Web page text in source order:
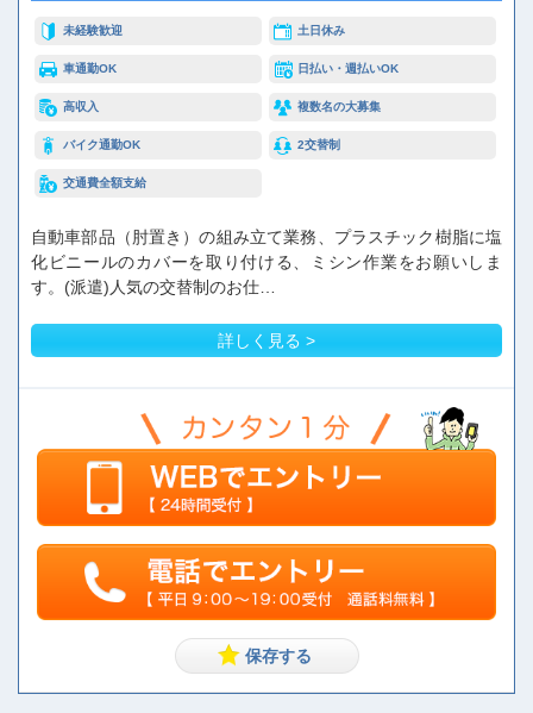
未経験歓迎 土日休み
車通勤OK 日払い・週払いOK
高収入 複数名の大募集
バイク通勤OK 2交替制
交通費全額支給
自動車部品（肘置き）の組み立て業務、プラスチック樹脂に塩
化ビニールのカバーを取り付ける、ミシン作業をお願いしま
す。(派遣)人気の交替制のお仕…
詳しく見る >